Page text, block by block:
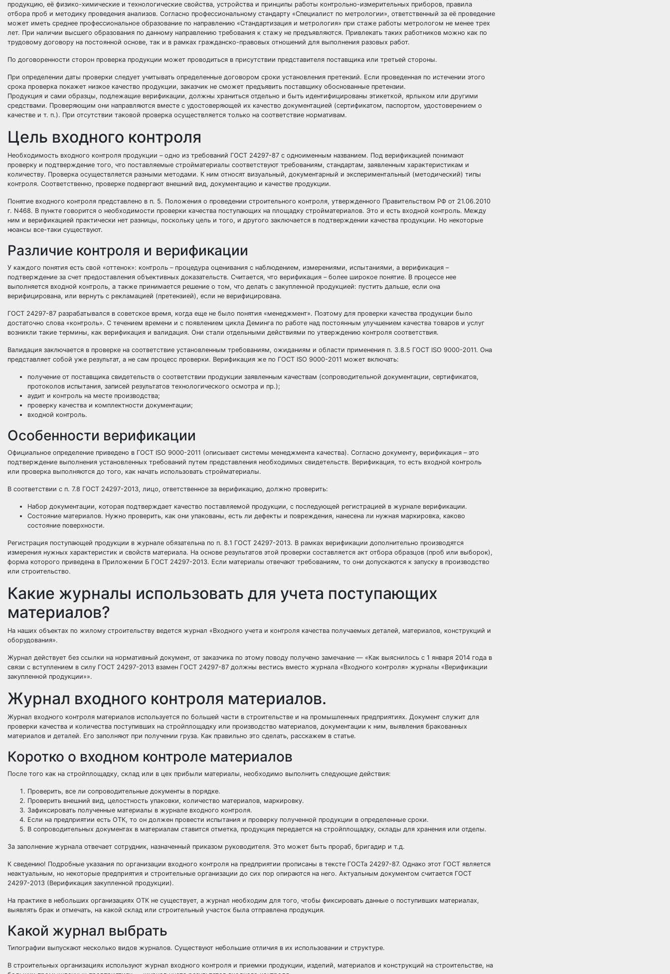
продукцию, её физико-химические и технологические свойства, устройства и принципы работы контрольно-измерительных приборов, правила
отбора проб и методику проведения анализов. Согласно профессиональному стандарту «Специалист по метрологии», ответственный за её проведение
может иметь среднее профессиональное образование по направлению «Стандартизация и метрология» при стаже работы метрологом не менее трех
лет. При наличии высшего образования по данному направлению требования к стажу не предъявляются. Привлекать таких работников можно как по
трудовому договору на постоянной основе, так и в рамках гражданско-правовых отношений для выполнения разовых работ.
По договоренности сторон проверка продукции может проводиться в присутствии представителя поставщика или третьей стороны.
При определении даты проверки следует учитывать определенные договором сроки установления претензий. Если проведенная по истечении этого
срока проверка покажет низкое качество продукции, заказчик не сможет предъявить поставщику обоснованные претензии.
Продукция и сами образцы, подлежащие верификации, должны храниться отдельно и быть идентифицированы этикеткой, ярлыком или другими
средствами. Проверяющим они направляются вместе с удостоверяющей их качество документацией (сертификатом, паспортом, удостоверением о
качестве и т. п.). При отсутствии таковой проверка осуществляется только на соответствие нормативам.
Цель входного контроля
Необходимость входного контроля продукции – одно из требований ГОСТ 24297-87 с одноименным названием. Под верификацией понимают
проверку и подтверждение того, что поставляемые стройматериалы соответствуют требованиям, стандартам, заявленным характеристикам и
количеству. Проверка осуществляется разными методами. К ним относят визуальный, документарный и экспериментальный (методический) типы
контроля. Соответственно, проверке подвергают внешний вид, документацию и качестве продукции.
Понятие входного контроля представлено в п. 5. Положения о проведении строительного контроля, утвержденного Правительством РФ от 21.06.2010
г. N468. В пункте говорится о необходимости проверки качества поступающих на площадку стройматериалов. Это и есть входной контроль. Между
ним и верификацией практически нет разницы, поскольку цель и того, и другого заключается в подтверждении качества продукции. Но некоторые
нюансы все-таки существуют.
Различие контроля и верификации
У каждого понятия есть свой «оттенок»: контроль – процедура оценивания с наблюдением, измерениями, испытаниями, а верификация –
подтверждение за счет предоставления объективных доказательств. Считается, что верификация – более широкое понятие. В процессе нее
выполняется входной контроль, а также принимается решение о том, что делать с закупленной продукцией: пустить дальше, если она
верифицирована, или вернуть с рекламацией (претензией), если не верифицирована.
ГОСТ 24297-87 разрабатывался в советское время, когда еще не было понятия «менеджмент». Поэтому для проверки качества продукции было
достаточно слова «контроль». С течением времени и с появлением цикла Деминга по работе над постоянным улучшением качества товаров и услуг
возникли такие термины, как верификация и валидация. Они стали отдельными действиями по утверждению контроля соответствия.
Валидация заключается в проверке на соответствие установленным требованиям, ожиданиям и области применения п. 3.8.5 ГОСТ ISO 9000-2011. Она
представляет собой уже результат, а не сам процесс проверки. Верификация же по ГОСТ ISO 9000-2011 может включать:
получение от поставщика свидетельств о соответствии продукции заявленным качествам (сопроводительной документации, сертификатов,
протоколов испытания, записей результатов технологического осмотра и пр.);
аудит и контроль на месте производства;
проверку качества и комплектности документации;
входной контроль.
Особенности верификации
Официальное определение приведено в ГОСТ ISO 9000-2011 (описывает системы менеджмента качества). Согласно документу, верификация – это
подтверждение выполнения установленных требований путем представления необходимых свидетельств. Верификация, то есть входной контроль
или проверка выполняются до того, как начать использовать стройматериалы.
В соответствии с п. 7.8 ГОСТ 24297-2013, лицо, ответственное за верификацию, должно проверить:
Набор документации, которая подтверждает качество поставляемой продукции, с последующей регистрацией в журнале верификации.
Состояние материалов. Нужно проверить, как они упакованы, есть ли дефекты и повреждения, нанесена ли нужная маркировка, каково
состояние поверхности.
Регистрация поступающей продукции в журнале обязательна по п. 8.1 ГОСТ 24297-2013. В рамках верификации дополнительно производятся
измерения нужных характеристик и свойств материала. На основе результатов этой проверки составляется акт отбора образцов (проб или выборок),
форма которого приведена в Приложении Б ГОСТ 24297-2013. Если материалы отвечают требованиям, то они допускаются к запуску в производство
или строительство.
Какие журналы использовать для учета поступающих
материалов?
На наших объектах по жилому строительству ведется журнал «Входного учета и контроля качества получаемых деталей, материалов, конструкций и
оборудования».
Журнал действует без ссылки на нормативный документ, от заказчика по этому поводу получено замечание — «Как выяснилось с 1 января 2014 года в
связи с вступлением в силу ГОСТ 24297-2013 взамен ГОСТ 24297-87 должны вестись вместо журнала «Входного контроля» журналы «Верификации
закупленной продукции»».
Журнал входного контроля материалов.
Журнал входного контроля материалов используется по большей части в строительстве и на промышленных предприятиях. Документ служит для
проверки качества и количества поступивших на стройплощадку или производство материалов, документации к ним, выявления бракованных
материалов и деталей. Его заполняют при получении груза. Как правильно это сделать, расскажем в статье.
Коротко о входном контроле материалов
После того как на стройплощадку, склад или в цех прибыли материалы, необходимо выполнить следующие действия:
Проверить, все ли сопроводительные документы в порядке.
Проверить внешний вид, целостность упаковки, количество материалов, маркировку.
Зафиксировать полученные материалы в журнале входного контроля.
Если на предприятии есть ОТК, то он должен провести испытания и проверку полученной продукции в определенные сроки.
В сопроводительных документах в материалам ставится отметка, продукция передается на стройплощадку, склады для хранения или отделы.
За заполнение журнала отвечает сотрудник, назначенный приказом руководителя. Это может быть прораб, бригадир и т.д.
К сведению! Подробные указания по организации входного контроля на предприятии прописаны в тексте ГОСТа 24297-87. Однако этот ГОСТ является
неактуальным, но некоторые предприятия и строительные организации до сих пор опираются на него. Актуальным документом считается ГОСТ
24297-2013 (Верификация закупленной продукции).
На практике в небольших организациях ОТК не существует, а журнал необходим для того, чтобы фиксировать данные о поступивших материалах,
выявлять брак и отмечать, на какой склад или строительный участок была отправлена продукция.
Какой журнал выбрать
Типографии выпускают несколько видов журналов. Существуют небольшие отличия в их использовании и структуре.
В строительных организациях используют журнал входного контроля и приемки продукции, изделий, материалов и конструкций на строительстве, на